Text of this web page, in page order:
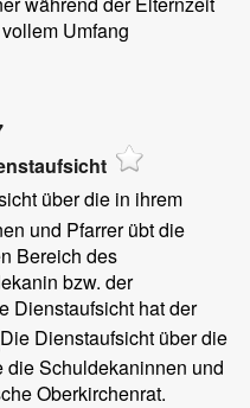
Umfang
über die in ihrem
und Pfarrer übt die
Bereich des
bzw. der
Dienstaufsicht hat der
Die Dienstaufsicht über die
Schuldekaninnen und
Oberkirchenrat.